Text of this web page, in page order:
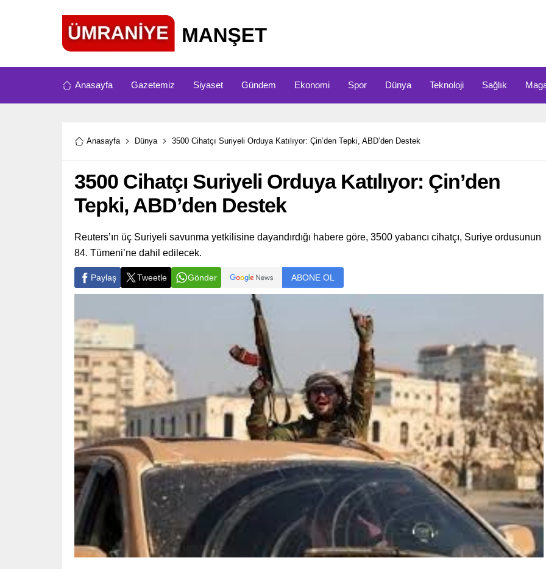
Anasayfa Gazetemiz Siyaset Gündem Ekonomi Spor Dünya Teknoloji Sağlık
Anasayfa Dünya 3500 Cihatçı Suriyeli Orduya Katılıyor: Çin’den Tepki, ABD’den Destek
3500 Cihatçı Suriyeli Orduya Katılıyor: Çin’den
Tepki, ABD’den Destek
Reuters’ın üç Suriyeli savunma yetkilisine dayandırdığı habere göre, 3500 yabancı cihatçı, Suriye ordusunun
84. Tümeni’ne dahil edilecek.
Paylaş Tweetle Gönder ABONE OL